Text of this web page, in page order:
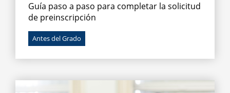
Guía paso a paso para completar la solicitud
de preinscripción
Antes del Grado